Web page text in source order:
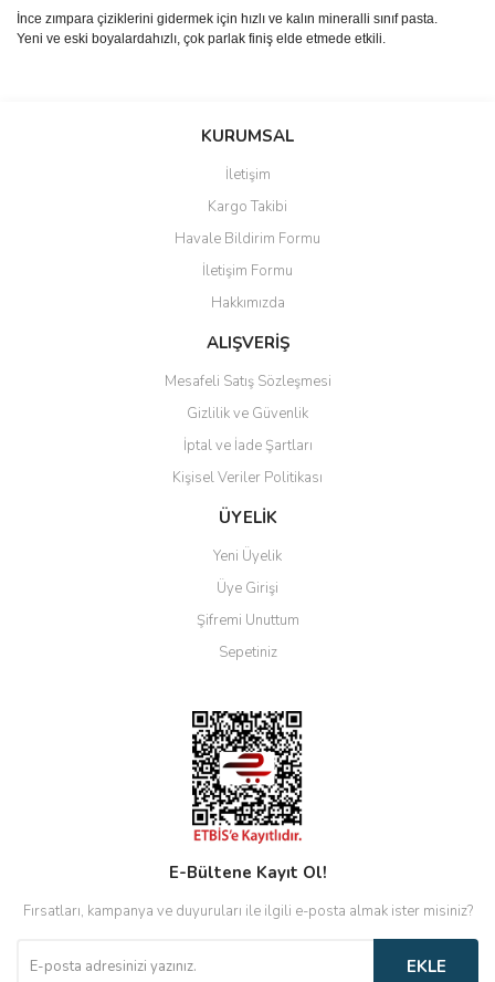
İnce zımpara çiziklerini gidermek için hızlı ve kalın mineralli sınıf pasta.
Yeni ve eski boyalardahızlı, çok parlak finiş elde etmede etkili.
Bu ürüne ilk yorumu siz yapın!
Ürün resmi kalitesiz, bozuk veya görüntülenemiyor.
Ürün açıklamasında eksik bilgiler bulunuyor.
Ürün bilgilerinde hatalar bulunuyor.
Ürün fiyatı diğer sitelerden daha pahalı.
Bu ürüne benzer farklı alternatifler olmalı.
Gönder
KURUMSAL
İletişim
Kargo Takibi
Havale Bildirim Formu
İletişim Formu
Hakkımızda
ALIŞVERİŞ
Mesafeli Satış Sözleşmesi
Gizlilik ve Güvenlik
İptal ve İade Şartları
Kişisel Veriler Politikası
ÜYELİK
Yeni Üyelik
Üye Girişi
Şifremi Unuttum
Sepetiniz
E-Bültene Kayıt Ol!
Fırsatları, kampanya ve duyuruları ile ilgili e-posta almak ister misiniz?
EKLE